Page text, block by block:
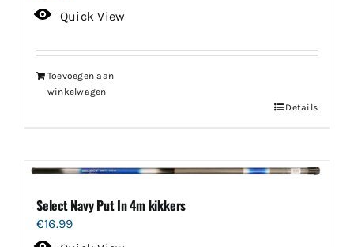
Quick View
Toevoegen aan
winkelwagen
Details
Select Navy Put In 4m kikkers
€16.99